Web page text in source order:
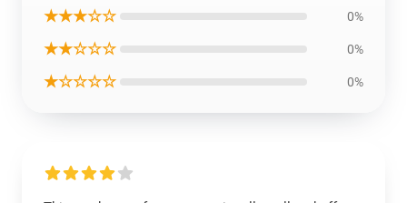
★★★☆☆ 0%
★★☆☆☆ 0%
★☆☆☆☆ 0%